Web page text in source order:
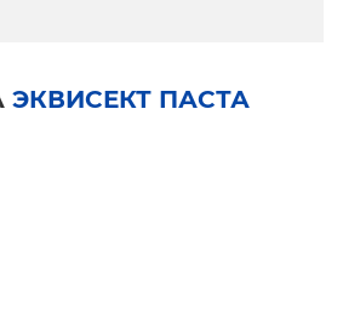
ЭКВИСЕКТ ПАСТА